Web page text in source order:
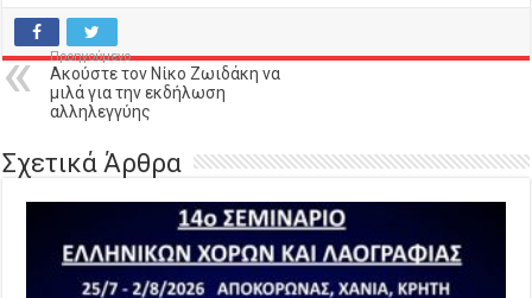
Προηγούμενο
Ακούστε τον Νίκο Ζωιδάκη να
μιλά για την εκδήλωση
αλληλεγγύης
Σχετικά Άρθρα